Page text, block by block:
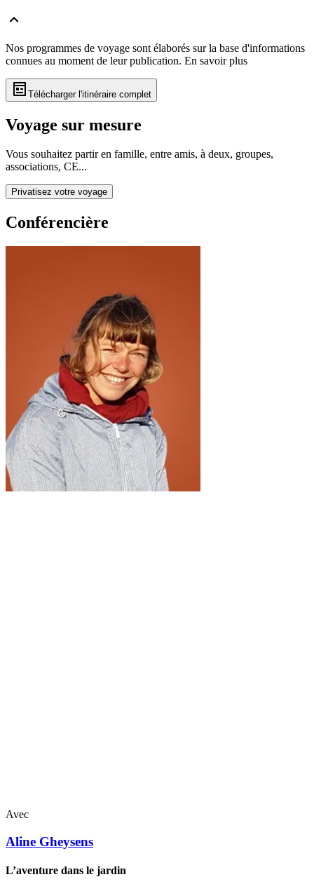
Nos programmes de voyage sont élaborés sur la base d'informations
connues au moment de leur publication. En savoir plus
Télécharger l'itinéraire complet
Voyage sur mesure
Vous souhaitez partir en famille, entre amis, à deux, groupes,
associations, CE...
Privatisez votre voyage
Conférencière
Avec
Aline Gheysens
L’aventure dans le jardin